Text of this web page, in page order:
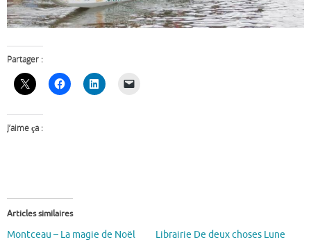
Partager :
J’aime ça :
Articles similaires
Montceau – La magie de Noël Librairie De deux choses Lune